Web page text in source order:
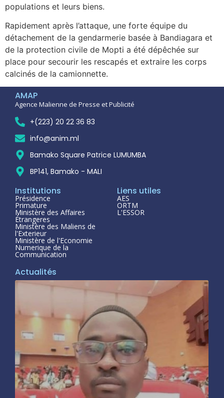
populations et leurs biens.
Rapidement après l’attaque, une forte équipe du
détachement de la gendarmerie basée à Bandiagara et
de la protection civile de Mopti a été dépêchée sur
place pour secourir les rescapés et extraire les corps
calcinés de la camionnette.
AMAP
Agence Malienne de Presse et Publicité
+(223) 20 22 36 83
info@anim.ml
Bamako Square Patrice LUMUMBA
BP141, Bamako - MALI
Institutions
Présidence
Primature
Ministère des Affaires
Étrangeres
Ministère des Maliens de
l'Exterieur
Ministère de l'Economie
Numerique de la
Communication
Liens utiles
AES
ORTM
L'ESSOR
Actualités